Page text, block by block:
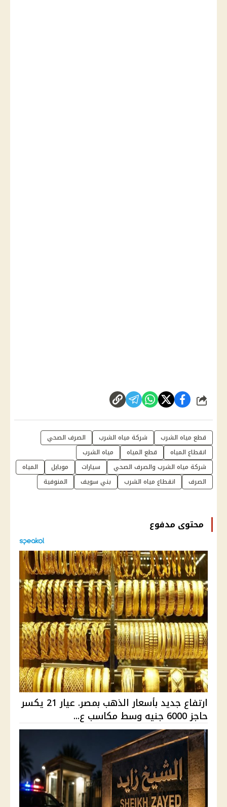
شارك
قطع مياه الشرب شركة مياه الشرب
الصرف الصحي
انقطاع المياه
قطع المياه
مياه الشرب
شركة مياه الشرب والصرف الصحي
سيارات موبايل
المياه
الصرف
انقطاع مياه الشرب بني سويف المنوفية
محتوى مدفوع
ارتفاع جديد بأسعار الذهب بمصر. عيار 21 يكسر
حاجز 6000 جنيه وسط مكاسب ع...